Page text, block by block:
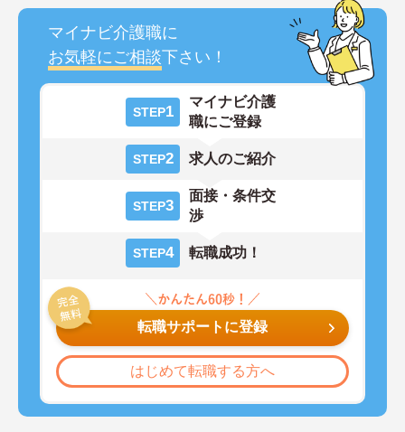
マイナビ介護職に
お気軽にご相談下さい！
STEP1
マイナビ介護
職にご登録
STEP2 求人のご紹介
STEP3
面接・条件交
渉
STEP4 転職成功！
転職サポートに登録
はじめて転職する方へ